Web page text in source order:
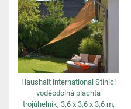
Haushalt international Stínící
voděodolná plachta
trojúhelník, 3,6 x 3,6 x 3,6 m,